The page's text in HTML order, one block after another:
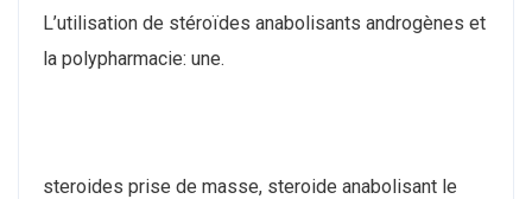
L’utilisation de stéroïdes anabolisants androgènes et
la polypharmacie: une.
steroides prise de masse, steroide anabolisant le